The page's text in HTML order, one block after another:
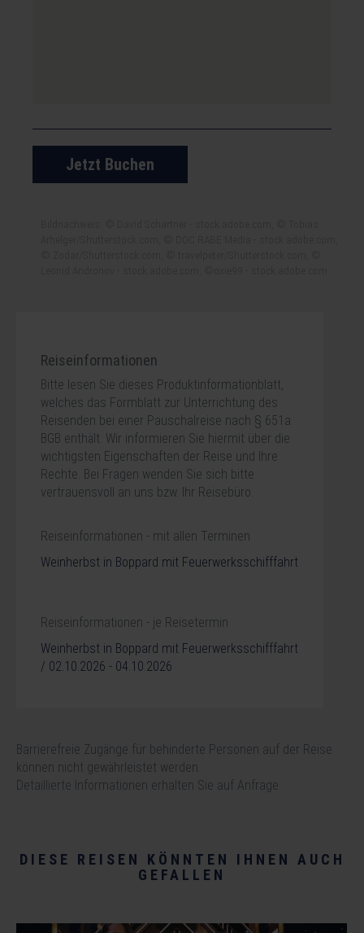
Jetzt Buchen
Reiseinformationen
Bitte lesen Sie dieses Produktinformationblatt,
welches das Formblatt zur Unterrichtung des
Reisenden bei einer Pauschalreise nach § 651a
BGB enthält. Wir informieren Sie hiermit über die
wichtigsten Eigenschaften der Reise und Ihre
Rechte. Bei Fragen wenden Sie sich bitte
vertrauensvoll an uns bzw. Ihr Reisebüro.
Reiseinformationen - mit allen Terminen
Weinherbst in Boppard mit Feuerwerksschifffahrt
Reiseinformationen - je Reisetermin
Weinherbst in Boppard mit Feuerwerksschifffahrt
/ 02.10.2026 - 04.10.2026
Barrierefreie Zugänge für behinderte Personen auf der Reise
können nicht gewährleistet werden.
Detaillierte Informationen erhalten Sie auf Anfrage.
DIESE REISEN KÖNNTEN IHNEN AUCH
GEFALLEN